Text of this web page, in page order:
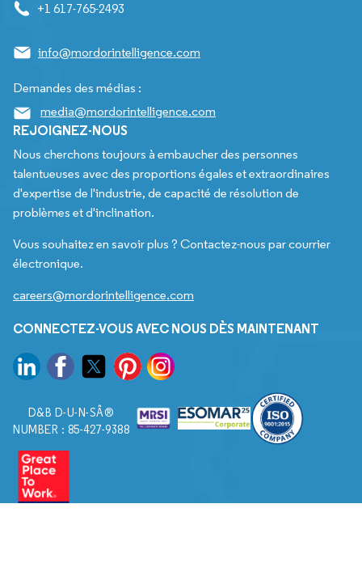
+1 617-765-2493
info@mordorintelligence.com
Demandes des médias :
media@mordorintelligence.com
REJOIGNEZ-NOUS
Nous cherchons toujours à embaucher des personnes
talentueuses avec des proportions égales et extraordinaires
d'expertise de l'industrie, de capacité de résolution de
problèmes et d'inclination.
Vous souhaitez en savoir plus ? Contactez-nous par courrier
électronique.
careers@mordorintelligence.com
CONNECTEZ-VOUS AVEC NOUS DÈS MAINTENANT
D&B D-U-N-SÂ®
NUMBER : 85-427-9388